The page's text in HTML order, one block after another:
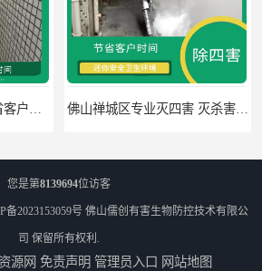
佛山灭白蚁 害虫防治 可定期检查
您是第8139694位访客
备2023153059号 佛山儒创有害生物防控技术有限公
司 保留所有权利.
源网 免责声明 管理员入口 网站地图